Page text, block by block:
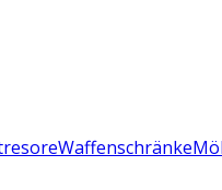
Waffenschränke